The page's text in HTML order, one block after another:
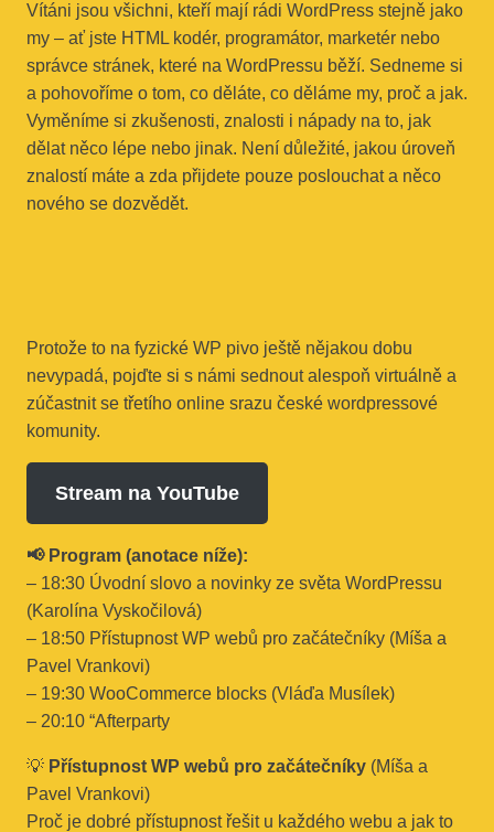
Vítáni jsou všichni, kteří mají rádi WordPress stejně jako
my – ať jste HTML kodér, programátor, marketér nebo
správce stránek, které na WordPressu běží. Sedneme si
a pohovoříme o tom, co děláte, co děláme my, proč a jak.
Vyměníme si zkušenosti, znalosti i nápady na to, jak
dělat něco lépe nebo jinak. Není důležité, jakou úroveň
znalostí máte a zda přijdete pouze poslouchat a něco
nového se dozvědět.
Protože to na fyzické WP pivo ještě nějakou dobu
nevypadá, pojďte si s námi sednout alespoň virtuálně a
zúčastnit se třetího online srazu české wordpressové
komunity.
Stream na YouTube
📢 Program (anotace níže):
– 18:30 Úvodní slovo a novinky ze světa WordPressu
(Karolína Vyskočilová)
– 18:50 Přístupnost WP webů pro začátečníky (Míša a
Pavel Vrankovi)
– 19:30 WooCommerce blocks (Vláďa Musílek)
– 20:10 “Afterparty
💡 Přístupnost WP webů pro začátečníky (Míša a
Pavel Vrankovi)
Proč je dobré přístupnost řešit u každého webu a jak to